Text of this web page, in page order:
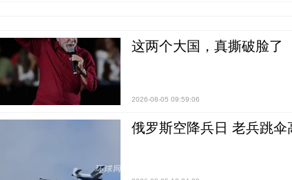
这两个大国，真撕破脸了
2026-08-05 09:59:06
俄罗斯空降兵日 老兵跳